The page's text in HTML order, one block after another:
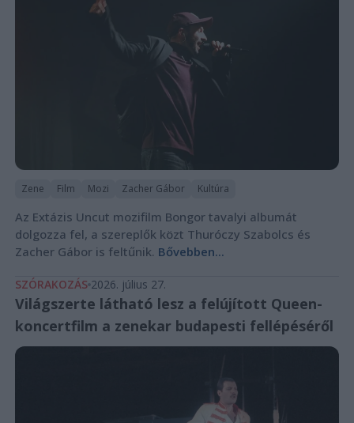
Zene Film Mozi Zacher Gábor Kultúra
Az Extázis Uncut mozifilm Bongor tavalyi albumát
dolgozza fel, a szereplők közt Thuróczy Szabolcs és
Zacher Gábor is feltűnik. Bővebben...
SZÓRAKOZÁS 2026. július 27.
Világszerte látható lesz a felújított Queen-
koncertfilm a zenekar budapesti fellépéséről